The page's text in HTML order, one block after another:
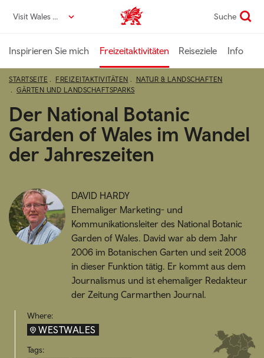
zumVisit Wales DE VisitWales home Suche
Inspirieren Sie mich Freizeitaktivitäten Reiseziele Info
STARTSEITE FREIZEITAKTIVITÄTEN
NATUR & LANDSCHAFTEN
GÄRTEN UND LANDSCHAFTSPARKS
Der National Botanic
Garden of Wales im Wandel
der Jahreszeiten
DAVID HARDY
Ehemaliger Marketing- und
Kommunikationsleiter des National Botanic
Garden of Wales. David war ab dem Jahr
2006 im Botanischen Garten und seit 2008
in dieser Funktion tätig. Er kommt aus dem
Journalismus und ist ehemaliger Redakteur
der Zeitung Carmarthen Journal.
Where:
WESTWALES
Tags: